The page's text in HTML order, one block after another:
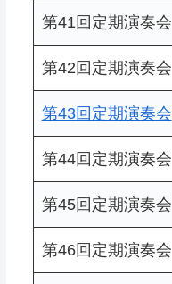
第41回定期演奏会
第42回定期演奏会
第43回定期演奏会
第44回定期演奏会
第45回定期演奏会
第46回定期演奏会